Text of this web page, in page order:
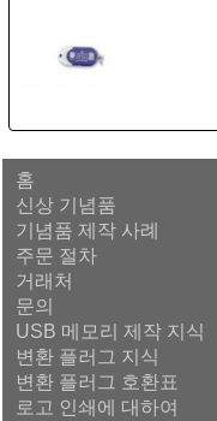
홈
신상 기념품
기념품 제작 사례
주문 절차
거래처
문의
USB 메모리 제작 지식
변환 플러그 지식
변환 플러그 호환표
로고 인쇄에 대하여